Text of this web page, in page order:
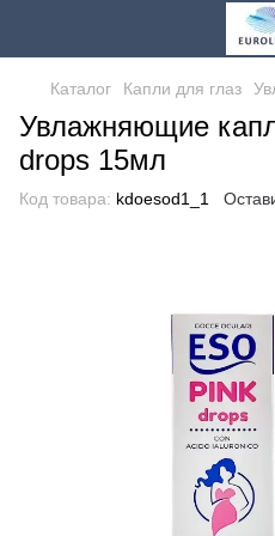
Каталог Капли для глаз
Увлажняющие
drops 15мл
Код товара: kdoesod1_1